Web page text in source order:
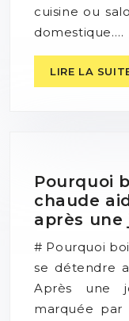
cuisine ou
domestique….
LIRE LA
Pourquoi
chaude
après une
# Pourquoi
se détendre
Après une
marquée par